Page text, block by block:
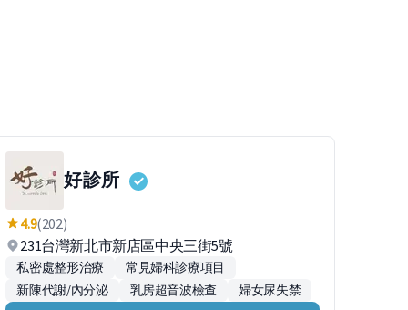
好診所
4.9(202)
231台灣新北市新店區中央三街5號
私密處整形治療
常見婦科診療項目
新陳代謝/內分泌
乳房超音波檢查 婦女尿失禁